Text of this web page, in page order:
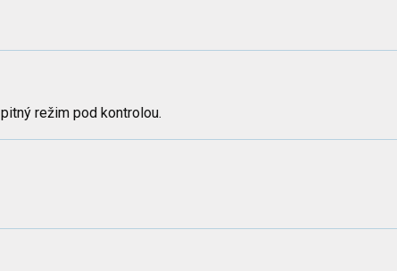
režim pod kontrolou.